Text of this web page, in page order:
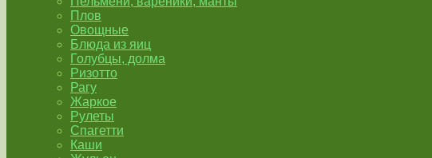
Плов
Овощные
Блюда из яиц
Голубцы, долма
Ризотто
Рагу
Жаркое
Рулеты
Спагетти
Каши